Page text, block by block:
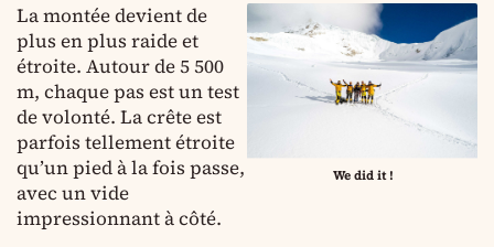
La montée devient de
plus en plus raide et
étroite. Autour de 5 500
m, chaque pas est un test
de volonté. La crête est
parfois tellement étroite
qu’un pied à la fois passe,
avec un vide
impressionnant à côté.
We did it !